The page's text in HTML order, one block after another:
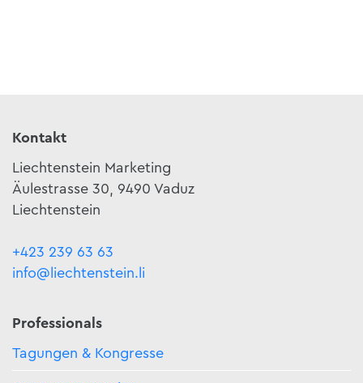
Kontakt
Liechtenstein Marketing
Äulestrasse 30, 9490 Vaduz
Liechtenstein
+423 239 63 63
info@liechtenstein.li
Professionals
Tagungen & Kongresse